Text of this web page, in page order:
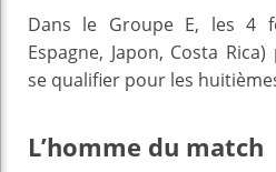
Dans le Groupe E, les 4
Espagne, Japon, Costa
se qualifier pour les
L’homme du match